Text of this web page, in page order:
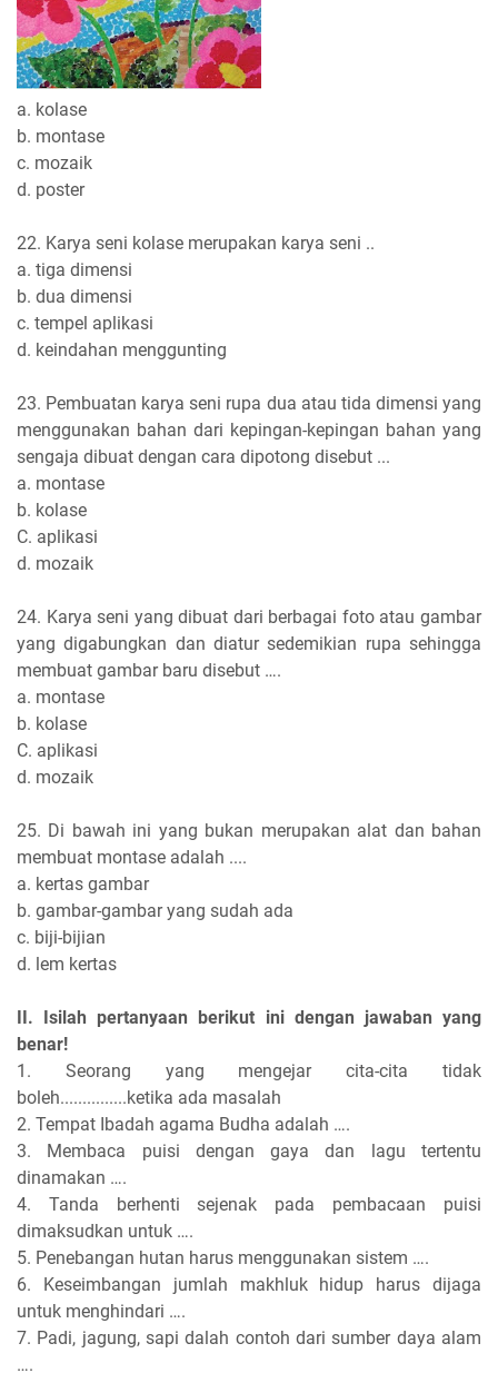
a. kolase
b. montase
c. mozaik
d. poster
22. Karya seni kolase merupakan karya seni ..
a. tiga dimensi
b. dua dimensi
c. tempel aplikasi
d. keindahan menggunting
23. Pembuatan karya seni rupa dua atau tida dimensi yang
menggunakan bahan dari kepingan-kepingan bahan yang
sengaja dibuat dengan cara dipotong disebut ...
a. montase
b. kolase
C. aplikasi
d. mozaik
24. Karya seni yang dibuat dari berbagai foto atau gambar
yang digabungkan dan diatur sedemikian rupa sehingga
membuat gambar baru disebut ….
a. montase
b. kolase
C. aplikasi
d. mozaik
25. Di bawah ini yang bukan merupakan alat dan bahan
membuat montase adalah ....
a. kertas gambar
b. gambar-gambar yang sudah ada
c. biji-bijian
d. lem kertas
II. Isilah pertanyaan berikut ini dengan jawaban yang
benar!
1. Seorang yang mengejar cita-cita tidak
boleh...............ketika ada masalah
2. Tempat Ibadah agama Budha adalah ….
3. Membaca puisi dengan gaya dan lagu tertentu
dinamakan ….
4. Tanda berhenti sejenak pada pembacaan puisi
dimaksudkan untuk ….
5. Penebangan hutan harus menggunakan sistem ….
6. Keseimbangan jumlah makhluk hidup harus dijaga
untuk menghindari ….
7. Padi, jagung, sapi dalah contoh dari sumber daya alam
….